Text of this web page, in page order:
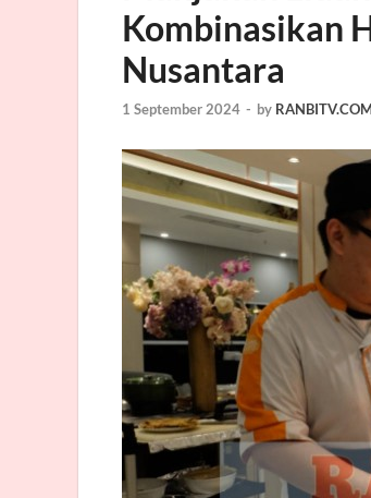
Kombinasikan
Nusantara
1 September 2024 - by